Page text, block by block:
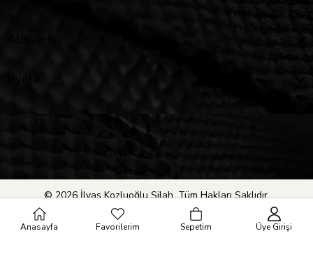
© 2026 İlyas Kozluoğlu Silah. Tüm Hakları Saklıdır.
Anasayfa Favorilerim Sepetim Üye Girişi